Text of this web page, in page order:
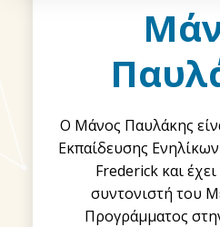
Ο Μάνος Παυλάκης
Εκπαίδευσης
Frederick και
συντονιστή του
Προγράμματος